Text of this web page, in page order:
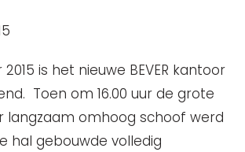
is het nieuwe BEVER kantoor
Toen om 16.00 uur de grote
langzaam omhoog schoof werd
hal gebouwde volledig